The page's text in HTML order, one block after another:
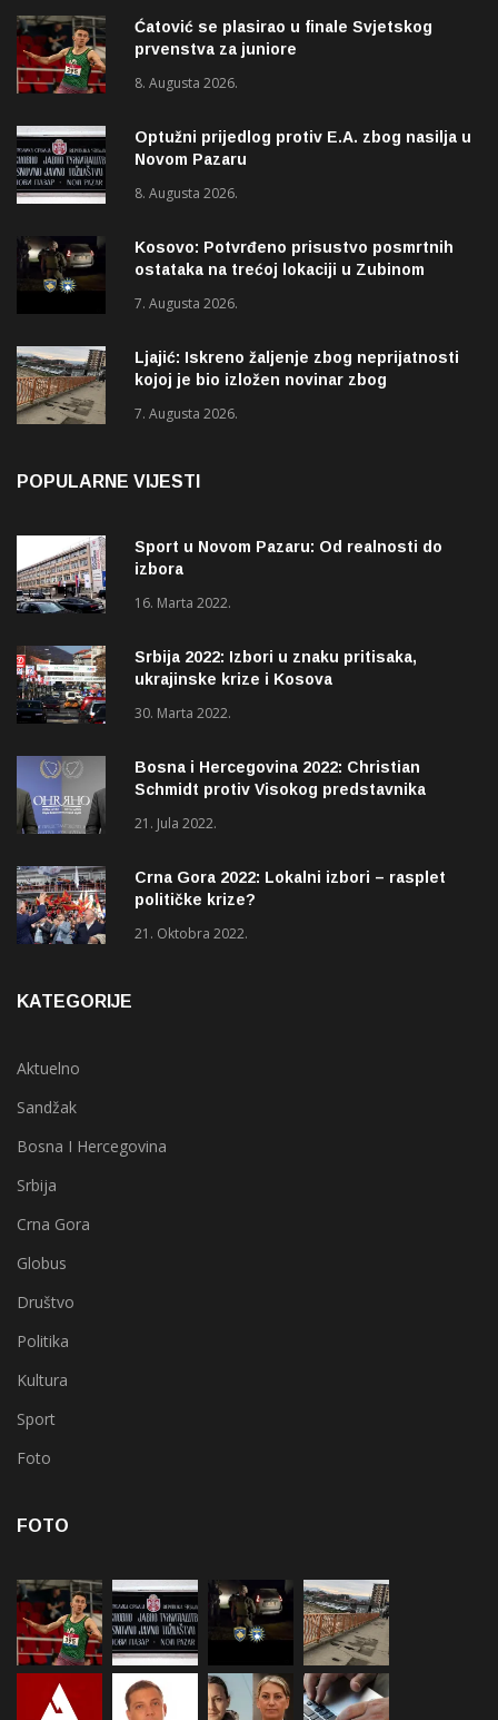
Ćatović se plasirao u finale Svjetskog
prvenstva za juniore
8. Augusta 2026.
Optužni prijedlog protiv E.A. zbog nasilja u
Novom Pazaru
8. Augusta 2026.
Kosovo: Potvrđeno prisustvo posmrtnih
ostataka na trećoj lokaciji u Zubinom
7. Augusta 2026.
Ljajić: Iskreno žaljenje zbog neprijatnosti
kojoj je bio izložen novinar zbog
7. Augusta 2026.
POPULARNE VIJESTI
Sport u Novom Pazaru: Od realnosti do
izbora
16. Marta 2022.
Srbija 2022: Izbori u znaku pritisaka,
ukrajinske krize i Kosova
30. Marta 2022.
Bosna i Hercegovina 2022: Christian
Schmidt protiv Visokog predstavnika
21. Jula 2022.
Crna Gora 2022: Lokalni izbori – rasplet
političke krize?
21. Oktobra 2022.
KATEGORIJE
Aktuelno
Sandžak
Bosna I Hercegovina
Srbija
Crna Gora
Globus
Društvo
Politika
Kultura
Sport
Foto
FOTO